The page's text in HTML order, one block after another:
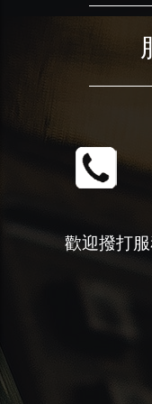
歡迎撥打